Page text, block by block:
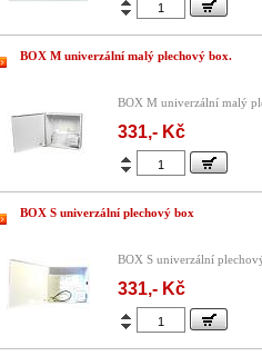
BOX M univerzální malý plechový box.
BOX M univerzální malý
331,- Kč
BOX S univerzální plechový box
BOX S univerzální
331,- Kč